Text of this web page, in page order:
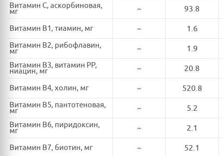
Витамин C, аскорбиновая,
мг ~ 93.8
Витамин B1, тиамин, мг ~ 1.6
Витамин B2, рибофлавин,
мг ~ 1.9
Витамин B3, витамин PP,
ниацин, мг ~ 20.8
Витамин B4, холин, мг ~ 520.8
Витамин B5, пантотеновая,
мг ~ 5.2
Витамин B6, пиридоксин,
мг ~ 2.1
Витамин B7, биотин, мг ~ 52.1